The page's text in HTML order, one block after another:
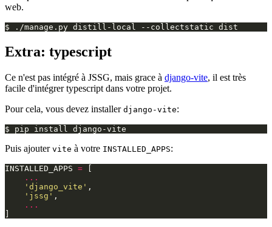
web.
$ ./manage.py distill-local --collectstatic
Extra: typescript
Ce n'est pas intégré à JSSG, mais grace à django-vite, il est très
facile d'intégrer typescript dans votre projet.
Pour cela, vous devez installer django-vite:
$ pip install
Puis ajouter vite à votre INSTALLED_APPS:
INSTALLED_APPS =
...
'django_vite' ,
'jssg' ,
...